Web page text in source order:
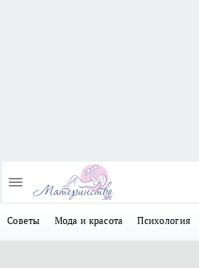
Советы Мода и красота Психология